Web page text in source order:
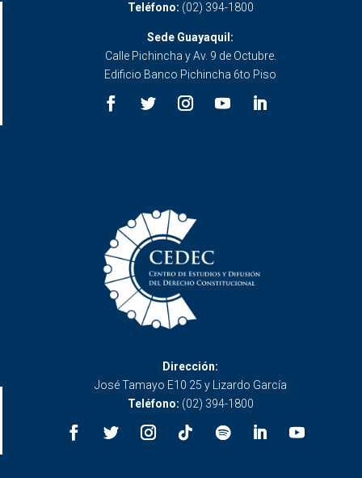
Teléfono: (02) 394-1800
Sede Guayaquil:
Calle Pichincha y Av. 9 de Octubre.
Edificio Banco Pichincha 6to Piso
Dirección:
José Tamayo E10 25 y Lizardo García
Teléfono: (02) 394-1800